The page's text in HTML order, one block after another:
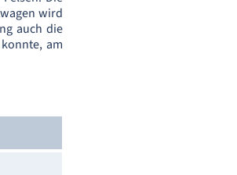
wird
auch die
am